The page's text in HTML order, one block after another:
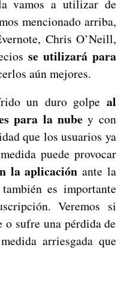
vamos a utilizar de
mencionado arriba,
Chris O’Neill,
se utilizará para
aún mejores.
un duro golpe al
para la nubey con
que los usuarios ya
puede provocar
la aplicación ante la
es importante
Veremos si
o sufre una pérdida de
arriesgada que